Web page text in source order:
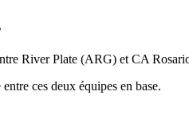
River Plate (ARG) et CA
ces deux équipes en base.